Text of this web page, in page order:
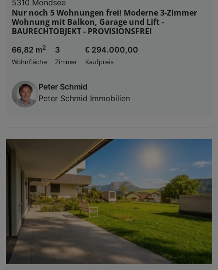
5310 Mondsee
Nur noch 5 Wohnungen frei! Moderne 3-Zimmer
Wohnung mit Balkon, Garage und Lift -
BAURECHTOBJEKT - PROVISIONSFREI
66,82 m2
Wohnfläche
3
Zimmer
€ 294.000,00
Kaufpreis
Peter Schmid
Peter Schmid Immobilien